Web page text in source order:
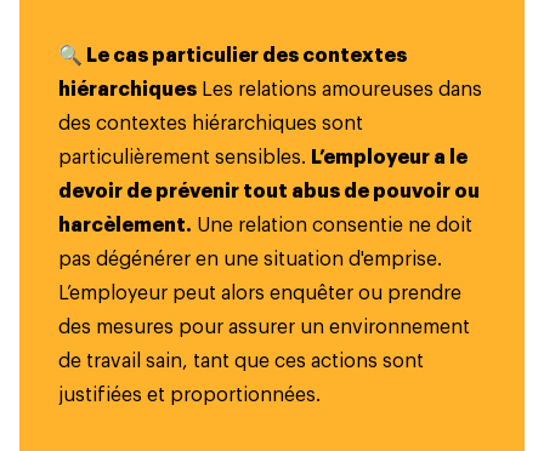
🔍 Le cas particulier des contextes
hiérarchiques Les relations amoureuses dans
des contextes hiérarchiques sont
particulièrement sensibles. L’employeur a le
devoir de prévenir tout abus de pouvoir ou
harcèlement. Une relation consentie ne doit
pas dégénérer en une situation d'emprise.
L’employeur peut alors enquêter ou prendre
des mesures pour assurer un environnement
de travail sain, tant que ces actions sont
justifiées et proportionnées.